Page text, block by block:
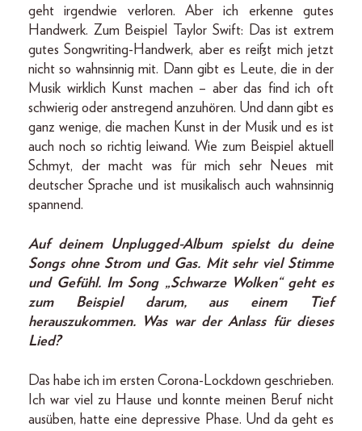
geht irgendwie verloren. Aber ich erkenne gutes
Handwerk. Zum Beispiel Taylor Swift: Das ist extrem
gutes Songwriting-Handwerk, aber es reißt mich jetzt
nicht so wahnsinnig mit. Dann gibt es Leute, die in der
Musik wirklich Kunst machen – aber das find ich oft
schwierig oder anstregend anzuhören. Und dann gibt es
ganz wenige, die machen Kunst in der Musik und es ist
auch noch so richtig leiwand. Wie zum Beispiel aktuell
Schmyt, der macht was für mich sehr Neues mit
deutscher Sprache und ist musikalisch auch wahnsinnig
spannend.
Auf deinem Unplugged-Album spielst du deine
Songs ohne Strom und Gas. Mit sehr viel Stimme
und Gefühl. Im Song „Schwarze Wolken“ geht es
zum Beispiel darum, aus einem Tief
herauszukommen. Was war der Anlass für dieses
Lied?
Das habe ich im ersten Corona-Lockdown geschrieben.
Ich war viel zu Hause und konnte meinen Beruf nicht
ausüben, hatte eine depressive Phase. Und da geht es